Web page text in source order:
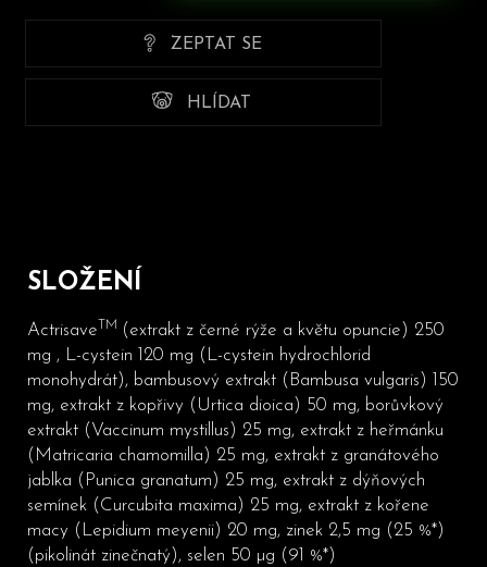
ZEPTAT SE
HLÍDAT
SLOŽENÍ
ActrisaveTM (extrakt z černé rýže a květu opuncie) 250
mg , L-cystein 120 mg (L-cystein hydrochlorid
monohydrát), bambusový extrakt (Bambusa vulgaris) 150
mg, extrakt z kopřivy (Urtica dioica) 50 mg, borůvkový
extrakt (Vaccinum mystillus) 25 mg, extrakt z heřmánku
(Matricaria chamomilla) 25 mg, extrakt z granátového
jablka (Punica granatum) 25 mg, extrakt z dýňových
semínek (Curcubita maxima) 25 mg, extrakt z kořene
macy (Lepidium meyenii) 20 mg, zinek 2,5 mg (25 %*)
(pikolinát zinečnatý), selen 50 µg (91 %*)